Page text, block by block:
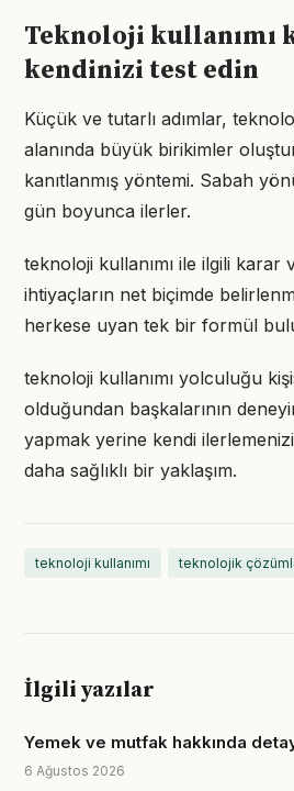
Teknoloji kullanımı
kendinizi test edin
Küçük ve tutarlı adımlar,
alanında büyük birikimler
kanıtlanmış yöntemi. Sabah
gün boyunca ilerler.
teknoloji kullanımı ile ilgili karar
ihtiyaçların net biçimde
herkese uyan tek bir formül
teknoloji kullanımı yolculuğu
olduğundan başkalarının
yapmak yerine kendi
daha sağlıklı bir yaklaşım.
teknoloji kullanımı teknolojik
İlgili yazılar
Yemek ve mutfak hakkında
6 Ağustos 2026